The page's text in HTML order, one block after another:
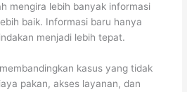
mengira lebih banyak informasi
baik. Informasi baru hanya
menjadi lebih tepat.
kasus yang tidak
pakan, akses layanan, dan